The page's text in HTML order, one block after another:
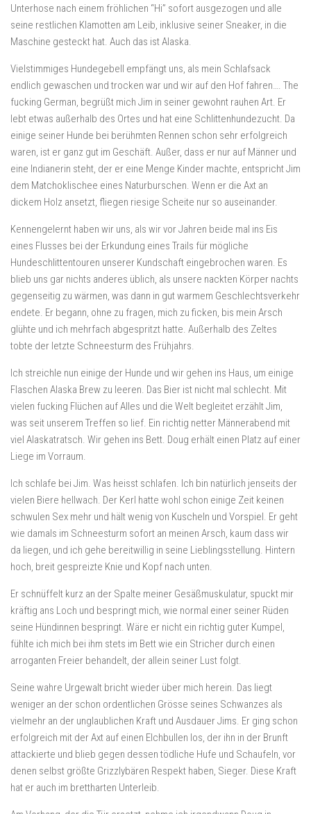
Unterhose nach einem fröhlichen “Hi” sofort ausgezogen und alle
seine restlichen Klamotten am Leib, inklusive seiner Sneaker, in die
Maschine gesteckt hat. Auch das ist Alaska.
Vielstimmiges Hundegebell empfängt uns, als mein Schlafsack
endlich gewaschen und trocken war und wir auf den Hof fahren…. The
fucking German, begrüßt mich Jim in seiner gewohnt rauhen Art. Er
lebt etwas außerhalb des Ortes und hat eine Schlittenhundezucht. Da
einige seiner Hunde bei berühmten Rennen schon sehr erfolgreich
waren, ist er ganz gut im Geschäft. Außer, dass er nur auf Männer und
eine Indianerin steht, der er eine Menge Kinder machte, entspricht Jim
dem Matchoklischee eines Naturburschen. Wenn er die Axt an
dickem Holz ansetzt, fliegen riesige Scheite nur so auseinander.
Kennengelernt haben wir uns, als wir vor Jahren beide mal ins Eis
eines Flusses bei der Erkundung eines Trails für mögliche
Hundeschlittentouren unserer Kundschaft eingebrochen waren. Es
blieb uns gar nichts anderes üblich, als unsere nackten Körper nachts
gegenseitig zu wärmen, was dann in gut warmem Geschlechtsverkehr
endete. Er begann, ohne zu fragen, mich zu ficken, bis mein Arsch
glühte und ich mehrfach abgespritzt hatte. Außerhalb des Zeltes
tobte der letzte Schneesturm des Frühjahrs.
Ich streichle nun einige der Hunde und wir gehen ins Haus, um einige
Flaschen Alaska Brew zu leeren. Das Bier ist nicht mal schlecht. Mit
vielen fucking Flüchen auf Alles und die Welt begleitet erzählt Jim,
was seit unserem Treffen so lief. Ein richtig netter Männerabend mit
viel Alaskatratsch. Wir gehen ins Bett. Doug erhält einen Platz auf einer
Liege im Vorraum.
Ich schlafe bei Jim. Was heisst schlafen. Ich bin natürlich jenseits der
vielen Biere hellwach. Der Kerl hatte wohl schon einige Zeit keinen
schwulen Sex mehr und hält wenig von Kuscheln und Vorspiel. Er geht
wie damals im Schneesturm sofort an meinen Arsch, kaum dass wir
da liegen, und ich gehe bereitwillig in seine Lieblingsstellung. Hintern
hoch, breit gespreizte Knie und Kopf nach unten.
Er schnüffelt kurz an der Spalte meiner Gesäßmuskulatur, spuckt mir
kräftig ans Loch und bespringt mich, wie normal einer seiner Rüden
seine Hündinnen bespringt. Wäre er nicht ein richtig guter Kumpel,
fühlte ich mich bei ihm stets im Bett wie ein Stricher durch einen
arroganten Freier behandelt, der allein seiner Lust folgt.
Seine wahre Urgewalt bricht wieder über mich herein. Das liegt
weniger an der schon ordentlichen Grösse seines Schwanzes als
vielmehr an der unglaublichen Kraft und Ausdauer Jims. Er ging schon
erfolgreich mit der Axt auf einen Elchbullen los, der ihn in der Brunft
attackierte und blieb gegen dessen tödliche Hufe und Schaufeln, vor
denen selbst größte Grizzlybären Respekt haben, Sieger. Diese Kraft
hat er auch im brettharten Unterleib.